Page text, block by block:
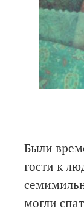
Были
гости к
могли